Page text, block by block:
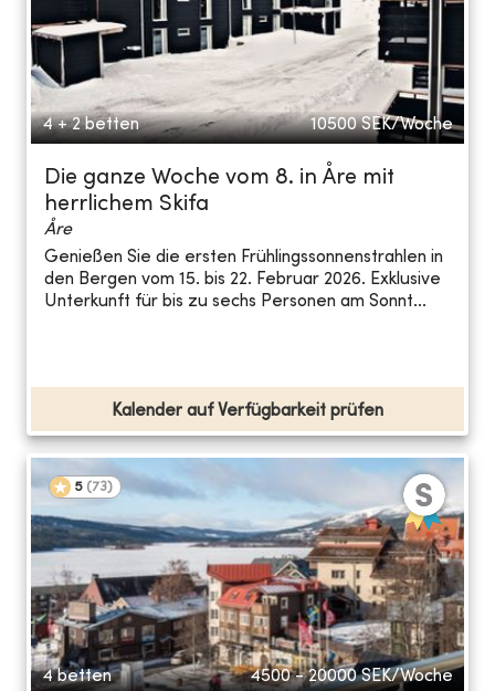
4 + 2 betten 10500 SEK/Woche
Die ganze Woche vom 8. in Åre mit
herrlichem Skifa
Åre
Genießen Sie die ersten Frühlingssonnenstrahlen in
den Bergen vom 15. bis 22. Februar 2026. Exklusive
Unterkunft für bis zu sechs Personen am Sonnt...
Kalender auf Verfügbarkeit prüfen
5 (73)
4 betten 4500 - 20000 SEK/Woche